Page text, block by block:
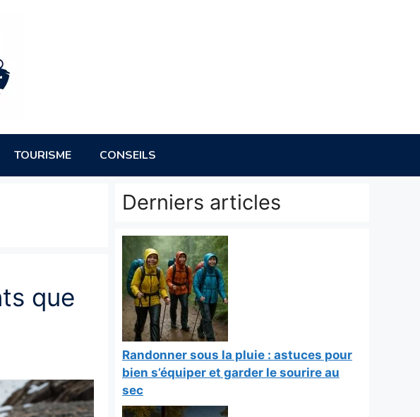
TOURISME CONSEILS
que
Derniers articles
Randonner sous la pluie : astuces pour
bien s’équiper et garder le sourire au
sec